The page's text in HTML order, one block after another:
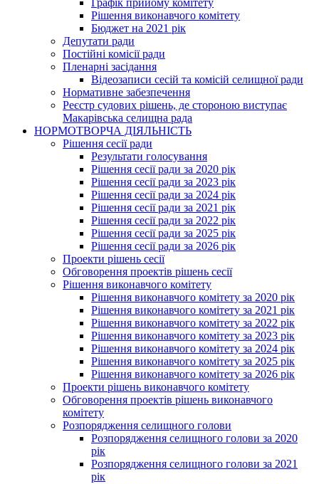
Графік прийому комітету
Рішення виконавчого комітету
Бюджет на 2021 рік
Депутати ради
Постійні комісії ради
Пленарні засідання
Відеозаписи сесій та комісій селищної ради
Нормативне забезпечення
Реєстр судових рішень, де стороною виступає
Макарівська селищна рада
НОРМОТВОРЧА ДІЯЛЬНІСТЬ
Рішення сесії ради
Результати голосування
Рішення сесії ради за 2020 рік
Рішення сесії ради за 2023 рік
Рішення сесії ради за 2024 рік
Рішення сесії ради за 2021 рік
Рішення сесії ради за 2022 рік
Рішення сесії ради за 2025 рік
Рішення сесії ради за 2026 рік
Проекти рішень сесії
Обговорення проектів рішень сесії
Рішення виконавчого комітету
Рішення виконавчого комітету за 2020 рік
Рішення виконавчого комітету за 2021 рік
Рішення виконавчого комітету за 2022 рік
Рішення виконавчого комітету за 2023 рік
Рішення виконавчого комітету за 2024 рік
Рішення виконавчого комітету за 2025 рік
Рішення виконавчого комітету за 2026 рік
Проекти рішень виконавчого комітету
Обговорення проектів рішень виконавчого
комітету
Розпорядження селищного голови
Розпорядження селищного голови за 2020
рік
Розпорядження селищного голови за 2021
рік